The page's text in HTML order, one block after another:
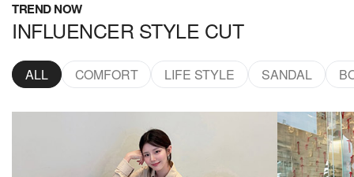
TREND NOW
INFLUENCER STYLE CUT
ALL COMFORT LIFE STYLE SANDAL